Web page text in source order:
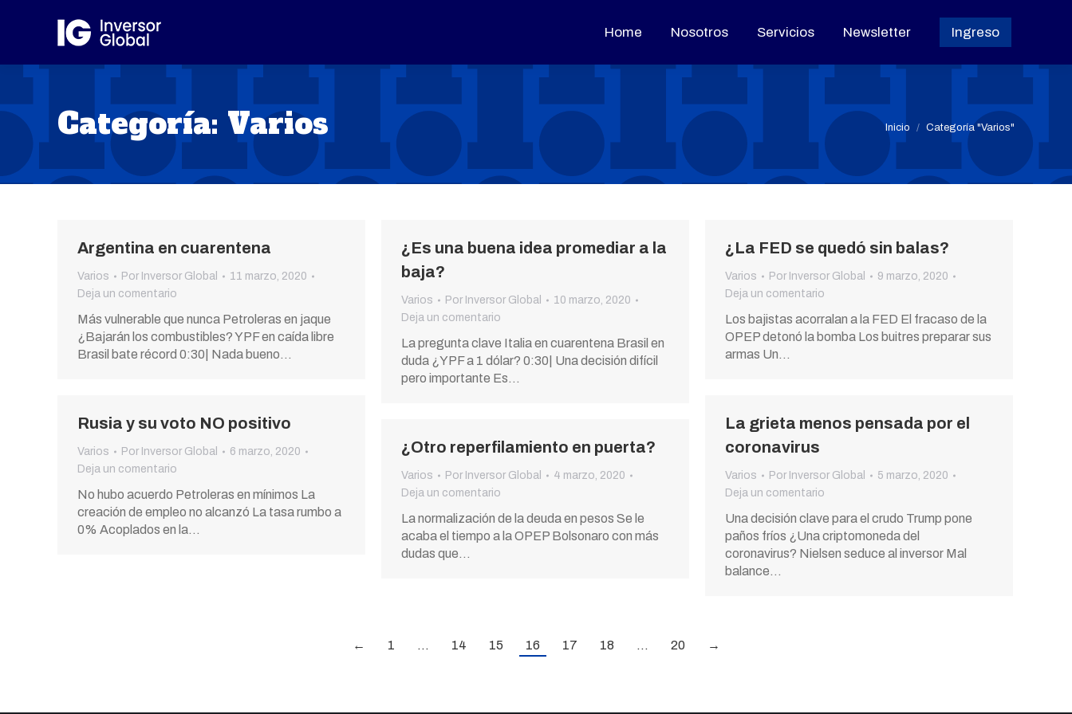
Home Nosotros Servicios Newsletter Ingreso
Categoría: Varios Estás aquí:
Inicio Categoría "Varios"
Argentina en cuarentena
Varios Por Inversor Global
11 marzo, 2020
Deja un comentario
Más vulnerable que nunca Petroleras en jaque
¿Bajarán los combustibles? YPF en caída libre
Brasil bate récord 0:30| Nada bueno…
¿Es una buena idea promediar a la
baja?
Varios Por Inversor Global
10 marzo, 2020
Deja un comentario
La pregunta clave Italia en cuarentena Brasil en
duda ¿YPF a 1 dólar? 0:30| Una decisión difícil
pero importante Es…
¿La FED se quedó sin balas?
Varios Por Inversor Global
9 marzo, 2020
Deja un comentario
Los bajistas acorralan a la FED El fracaso de la
OPEP detonó la bomba Los buitres preparar sus
armas Un…
Rusia y su voto NO positivo
Varios Por Inversor Global
6 marzo, 2020
Deja un comentario
No hubo acuerdo Petroleras en mínimos La
creación de empleo no alcanzó La tasa rumbo a
0% Acoplados en la…
La grieta menos pensada por el
coronavirus
Varios Por Inversor Global
5 marzo, 2020
Deja un comentario
Una decisión clave para el crudo Trump pone
paños fríos ¿Una criptomoneda del
coronavirus? Nielsen seduce al inversor Mal
balance…
¿Otro reperfilamiento en puerta?
Varios Por Inversor Global
4 marzo, 2020
Deja un comentario
La normalización de la deuda en pesos Se le
acaba el tiempo a la OPEP Bolsonaro con más
dudas que…
← 1 … 14 15 16 17 18 … 20 →
Home Nosotros Servicios Newsletter Ingreso